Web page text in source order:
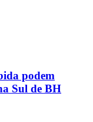
podem
Sul de BH